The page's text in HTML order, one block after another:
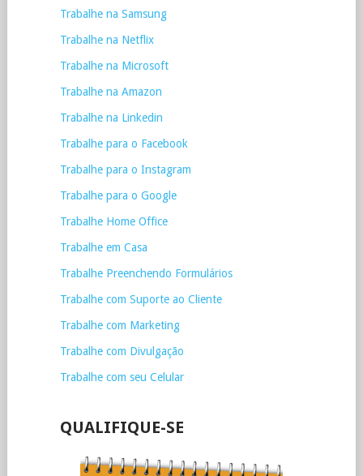
Trabalhe na Samsung
Trabalhe na Netflix
Trabalhe na Microsoft
Trabalhe na Amazon
Trabalhe na Linkedin
Trabalhe para o Facebook
Trabalhe para o Instagram
Trabalhe para o Google
Trabalhe Home Office
Trabalhe em Casa
Trabalhe Preenchendo Formulários
Trabalhe com Suporte ao Cliente
Trabalhe com Marketing
Trabalhe com Divulgação
Trabalhe com seu Celular
QUALIFIQUE-SE